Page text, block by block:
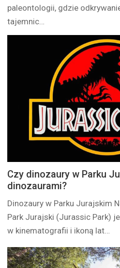
paleontologii, gdzie
tajemnic…
Czy dinozaury w Parku
dinozaurami?
Dinozaury w Parku Jurajskim
Park Jurajski (Jurassic Park)
w kinematografii i ikoną lat…